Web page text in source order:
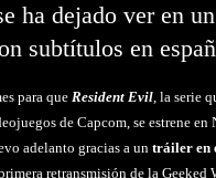
ha dejado ver en
subtítulos en
para que Resident Evil, la serie
de Capcom, se estrene
adelanto gracias a un tráiler en
retransmisión de la Geeked